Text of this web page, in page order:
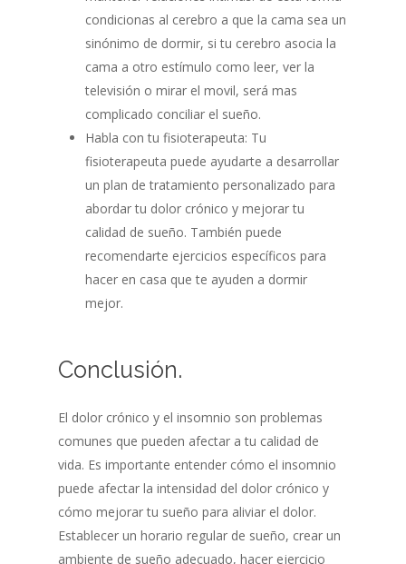
condicionas al cerebro a que la cama sea un
sinónimo de dormir, si tu cerebro asocia la
cama a otro estímulo como leer, ver la
televisión o mirar el movil, será mas
complicado conciliar el sueño.
Habla con tu fisioterapeuta: Tu
fisioterapeuta puede ayudarte a desarrollar
un plan de tratamiento personalizado para
abordar tu dolor crónico y mejorar tu
calidad de sueño. También puede
recomendarte ejercicios específicos para
hacer en casa que te ayuden a dormir
mejor.
Conclusión.
El dolor crónico y el insomnio son problemas
comunes que pueden afectar a tu calidad de
vida. Es importante entender cómo el insomnio
puede afectar la intensidad del dolor crónico y
cómo mejorar tu sueño para aliviar el dolor.
Establecer un horario regular de sueño, crear un
ambiente de sueño adecuado, hacer ejercicio